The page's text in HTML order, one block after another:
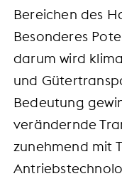
Bereichen des
Besonderes
darum wird
und
Bedeutung
verändernde
zunehmend mit